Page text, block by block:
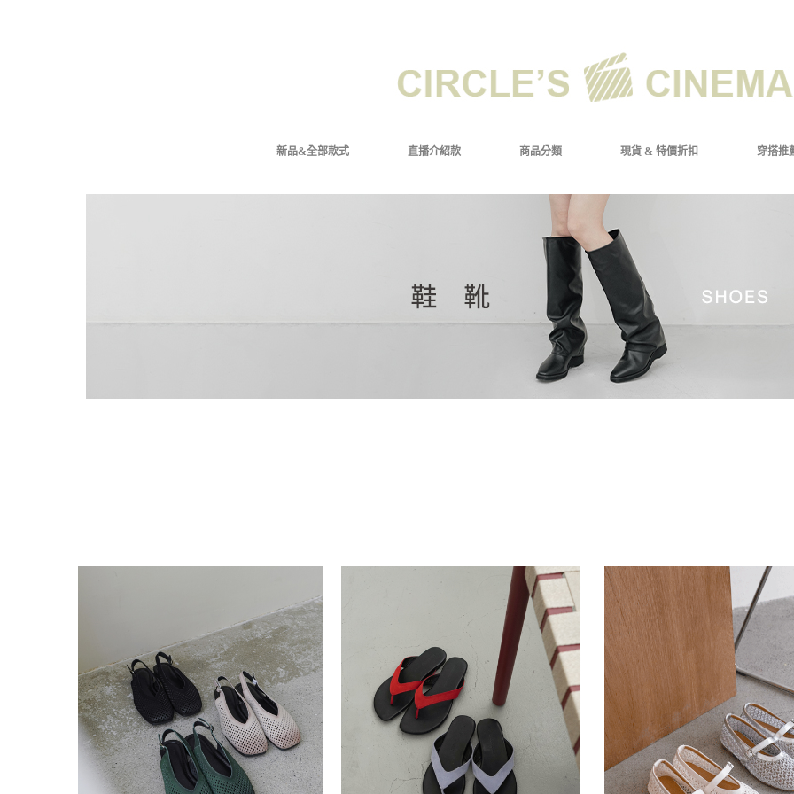
新品&全部款式 直播介紹款 商品分類 現貨 & 特價折扣 穿搭推